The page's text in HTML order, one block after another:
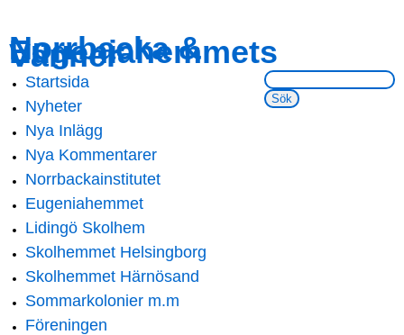
main
content
navigation
Norrbacka &
Eugeniahemmets
Vänner
Sök på webbsidan:
Main menu
Startsida
Nyheter
Nya Inlägg
Nya Kommentarer
Norrbackainstitutet
Eugeniahemmet
Lidingö Skolhem
Skolhemmet Helsingborg
Skolhemmet Härnösand
Sommarkolonier m.m
Föreningen